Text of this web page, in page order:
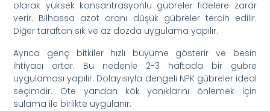
olarak yüksek konsantrasyonlu gübreler fidelere zarar
verir. Bilhassa azot oranı düşük gübreler tercih edilir.
Diğer taraftan sık ve az dozda uygulama yapılır.
Ayrıca genç bitkiler hızlı büyüme gösterir ve besin
ihtiyacı artar. Bu nedenle 2-3 haftada bir gübre
uygulaması yapılır. Dolayısıyla dengeli NPK gübreler ideal
seçimdir. Öte yandan kök yanıklarını önlemek için
sulama ile birlikte uygulanır.